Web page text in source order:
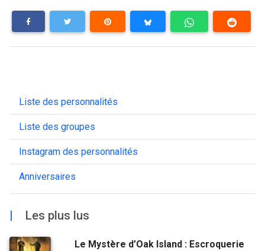
Liste des personnalités
Liste des groupes
Instagram des personnalités
Anniversaires
| Les plus lus
Le Mystère d’Oak Island : Escroquerie